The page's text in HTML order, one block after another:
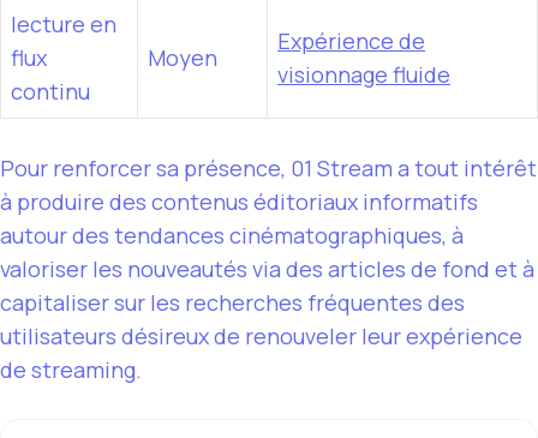
lecture en
flux
continu
Moyen
Expérience de
visionnage fluide
Pour renforcer sa présence, 01 Stream a tout intérêt
à produire des contenus éditoriaux informatifs
autour des tendances cinématographiques, à
valoriser les nouveautés via des articles de fond et à
capitaliser sur les recherches fréquentes des
utilisateurs désireux de renouveler leur expérience
de streaming.